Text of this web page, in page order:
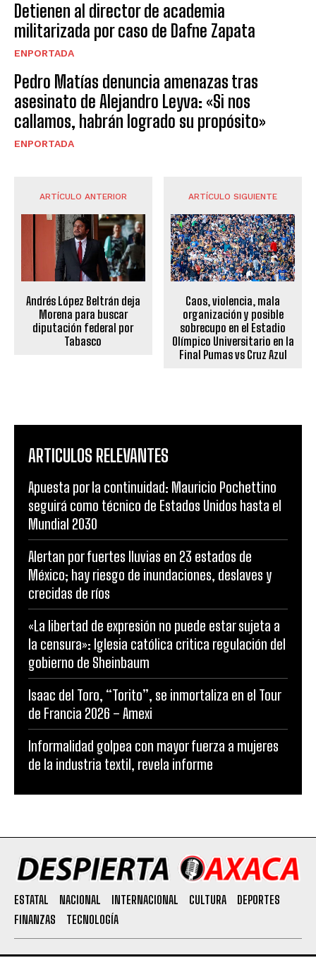
Detienen al director de academia
militarizada por caso de Dafne Zapata
ENPORTADA
Pedro Matías denuncia amenazas tras
asesinato de Alejandro Leyva: «Si nos
callamos, habrán logrado su propósito»
ENPORTADA
ARTÍCULO ANTERIOR
Andrés López Beltrán deja
Morena para buscar
diputación federal por
Tabasco
ARTÍCULO SIGUIENTE
Caos, violencia, mala
organización y posible
sobrecupo en el Estadio
Olímpico Universitario en la
Final Pumas vs Cruz Azul
ARTICULOS RELEVANTES
Apuesta por la continuidad: Mauricio Pochettino
seguirá como técnico de Estados Unidos hasta el
Mundial 2030
Alertan por fuertes lluvias en 23 estados de
México; hay riesgo de inundaciones, deslaves y
crecidas de ríos
«La libertad de expresión no puede estar sujeta a
la censura»: Iglesia católica critica regulación del
gobierno de Sheinbaum
Isaac del Toro, “Torito”, se inmortaliza en el Tour
de Francia 2026 – Amexi
Informalidad golpea con mayor fuerza a mujeres
de la industria textil, revela informe
ESTATAL NACIONAL INTERNACIONAL CULTURA
DEPORTES
FINANZAS
TECNOLOGÍA